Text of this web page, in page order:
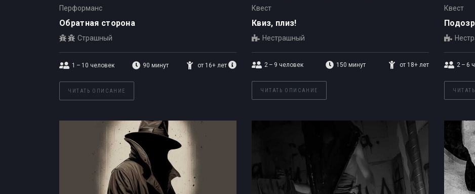
Перформанс
Обратная сторона
Страшный
1 – 10 человек 90 минут от 16+ лет
ЧИТАТЬ ОПИСАНИЕ
Квест
Квиз, плиз!
Нестрашный
2 – 9 человек 150 минут от 18+ лет
ЧИТАТЬ ОПИСАНИЕ
Квест
2 – 6